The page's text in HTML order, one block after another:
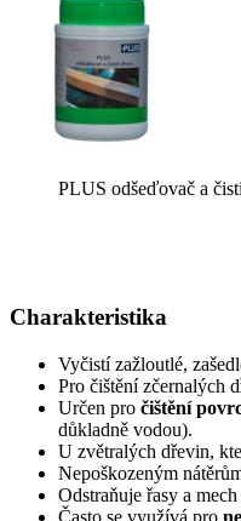
PLUS odšeďovač a
Charakteristika
Vyčistí zažloutlé,
Pro čištění zčernalých
Určen pro čištění
důkladně vodou).
U zvětralých dřevin,
Nepoškozeným
Odstraňuje řasy a